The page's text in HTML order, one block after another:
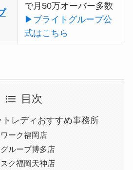
で月50万オーバー多数
▶ブライトグループ公
式はこちら
目次
レディおすすめ事務所
ーク福岡店
ループ博多店
ク福岡天神店